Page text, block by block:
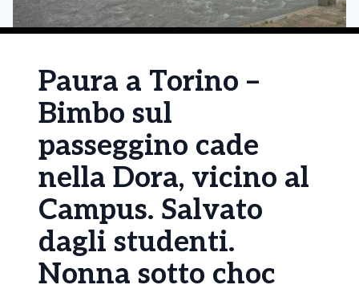
Paura a Torino –
Bimbo sul
passeggino cade
nella Dora, vicino al
Campus. Salvato
dagli studenti.
Nonna sotto choc